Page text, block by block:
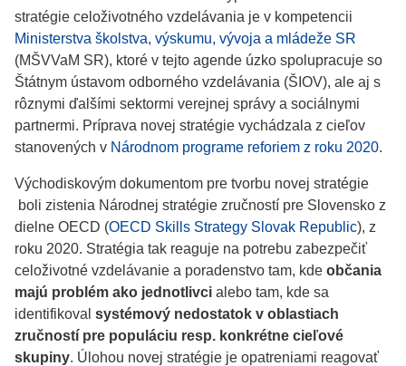
stratégie celoživotného vzdelávania je v kompetencii
Ministerstva školstva, výskumu, vývoja a mládeže SR
(MŠVVaM SR), ktoré v tejto agende úzko spolupracuje so
Štátnym ústavom odborného vzdelávania (ŠIOV), ale aj s
rôznymi ďalšími sektormi verejnej správy a sociálnymi
partnermi. Príprava novej stratégie vychádzala z cieľov
stanovených v Národnom programe reforiem z roku 2020.
Východiskovým dokumentom pre tvorbu novej stratégie
boli zistenia Národnej stratégie zručností pre Slovensko z
dielne OECD (OECD Skills Strategy Slovak Republic), z
roku 2020. Stratégia tak reaguje na potrebu zabezpečiť
celoživotné vzdelávanie a poradenstvo tam, kde občania
majú problém ako jednotlivci alebo tam, kde sa
identifikoval systémový nedostatok v oblastiach
zručností pre populáciu resp. konkrétne cieľové
skupiny. Úlohou novej stratégie je opatreniami reagovať